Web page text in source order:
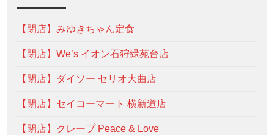
【閉店】みゆきちゃん定食
【閉店】We’s イオン石狩緑苑台店
【閉店】ダイソー セリオ大曲店
【閉店】セイコーマート 横新道店
【閉店】クレープ Peace & Love